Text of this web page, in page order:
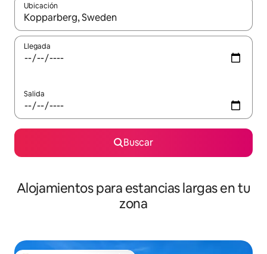
Ubicación
Cuando los resultados estén disponibles, podrás navegar
Llegada
Salida
Buscar
Alojamientos para estancias largas en tu
zona